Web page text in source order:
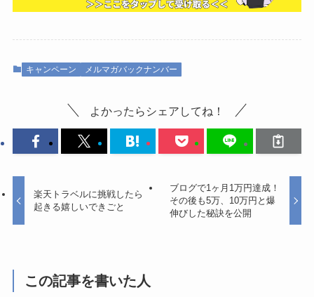
キャンペーン メルマガバックナンバー
よかったらシェアしてね！
楽天トラベルに挑戦したら
起きる嬉しいできごと
ブログで1ヶ月1万円達成！
その後も5万、10万円と爆
伸びした秘訣を公開
この記事を書いた人